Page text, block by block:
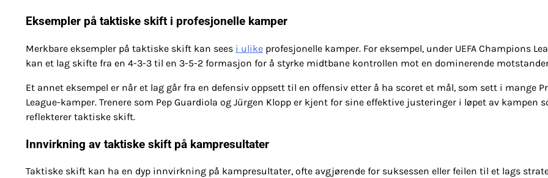
Eksempler på taktiske skift i profesjonelle kamper
Merkbare eksempler på taktiske skift kan sees i ulike profesjonelle kamper. For eksempel, under UEFA Champions
kan et lag skifte fra en 4-3-3 til en 3-5-2 formasjon for å styrke midtbane kontrollen mot en dominerende
Et annet eksempel er når et lag går fra en defensiv oppsett til en offensiv etter å ha scoret et mål, som sett i mange
League-kamper. Trenere som Pep Guardiola og Jürgen Klopp er kjent for sine effektive justeringer i løpet av kampen
reflekterer taktiske skift.
Innvirkning av taktiske skift på kampresultater
Taktiske skift kan ha en dyp innvirkning på kampresultater, ofte avgjørende for suksessen eller feilen til et lags